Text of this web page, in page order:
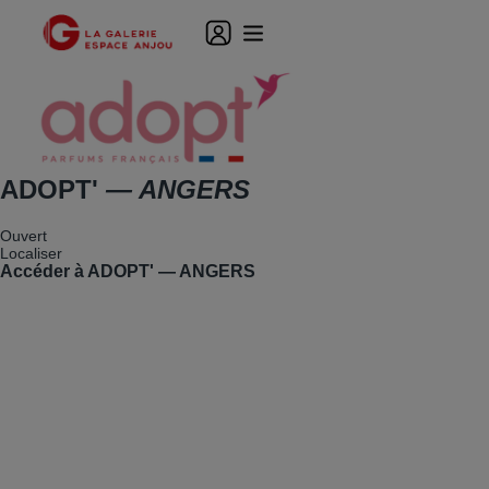
ADOPT' — ANGERS
Ouvert
Localiser
Accéder à ADOPT' — ANGERS